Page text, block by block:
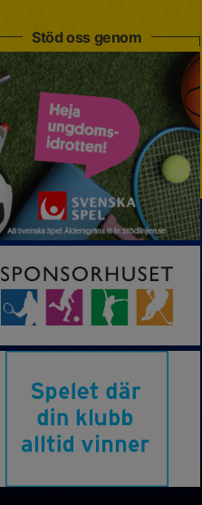
Stöd oss genom